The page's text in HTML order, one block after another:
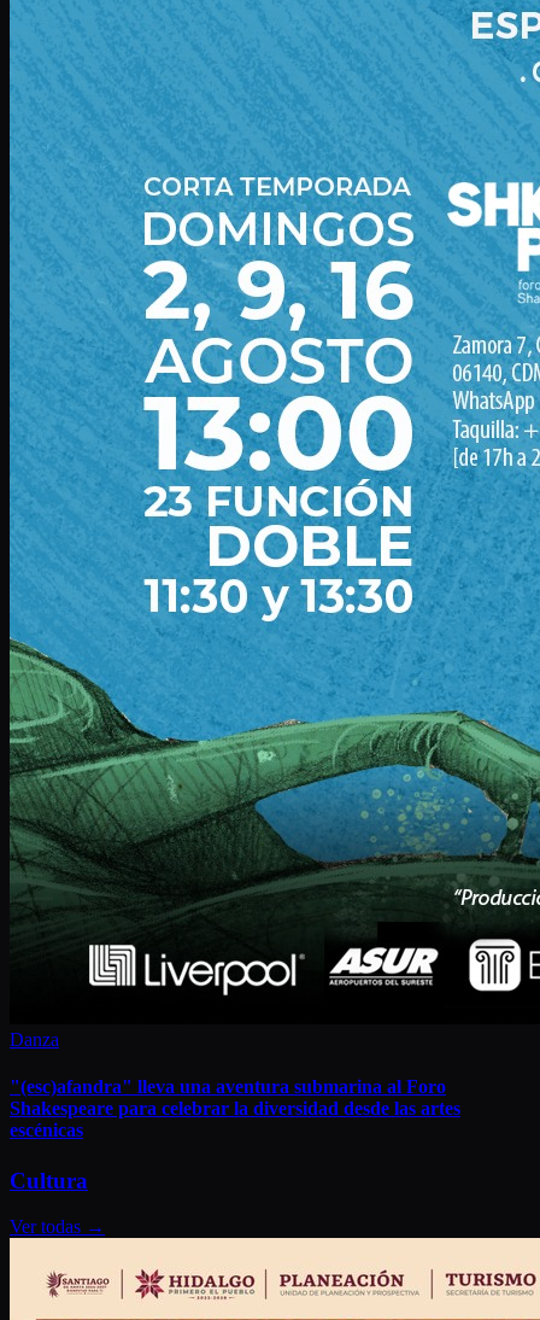
Danza
"(esc)afandra" lleva una aventura submarina al Foro
Shakespeare para celebrar la diversidad desde las artes
escénicas
Cultura
Ver todas →